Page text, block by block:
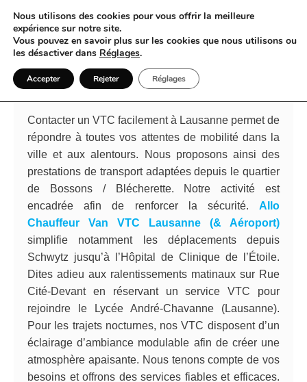
VTC et Lausanne voyage
harmonieux et confort discret dans
chaque déplacement personnalisé
Contacter un VTC facilement à Lausanne permet de
répondre à toutes vos attentes de mobilité dans la
ville et aux alentours. Nous proposons ainsi des
prestations de transport adaptées depuis le quartier
de Bossons / Blécherette. Notre activité est
encadrée afin de renforcer la sécurité. Allo
Chauffeur Van VTC Lausanne (& Aéroport)
simplifie notamment les déplacements depuis
Schwytz jusqu’à l’Hôpital de Clinique de l’Étoile.
Dites adieu aux ralentissements matinaux sur Rue
Cité-Devant en réservant un service VTC pour
rejoindre le Lycée André-Chavanne (Lausanne).
Pour les trajets nocturnes, nos VTC disposent d’un
éclairage d’ambiance modulable afin de créer une
atmosphère apaisante. Nous tenons compte de vos
besoins et offrons des services fiables et efficaces.
Nous utilisons des cookies pour vous offrir la meilleure
expérience sur notre site.
Vous pouvez en savoir plus sur les cookies que nous utilisons ou
les désactiver dans Réglages.
Accepter Rejeter Réglages